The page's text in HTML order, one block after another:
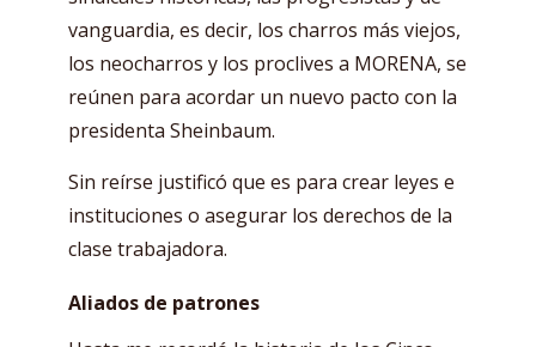
vanguardia, es decir, los charros más viejos,
los neocharros y los proclives a MORENA, se
reúnen para acordar un nuevo pacto con la
presidenta Sheinbaum.
Sin reírse justificó que es para crear leyes e
instituciones o asegurar los derechos de la
clase trabajadora.
Aliados de patrones